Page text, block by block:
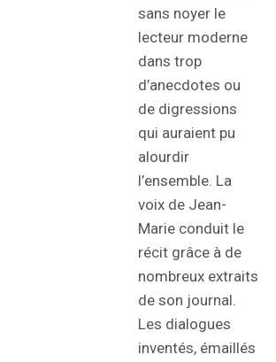
sans noyer le
lecteur moderne
dans trop
d’anecdotes ou
de digressions
qui auraient pu
alourdir
l’ensemble. La
voix de Jean-
Marie conduit le
récit grâce à de
nombreux extraits
de son journal.
Les dialogues
inventés, émaillés